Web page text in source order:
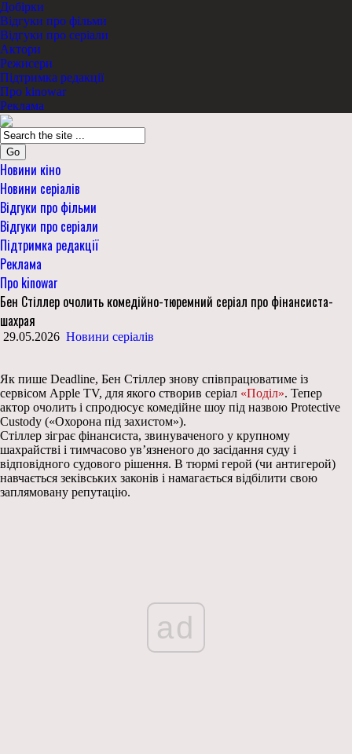
Добірки
Відгуки про фільми
Відгуки про серіали
Актори
Режисери
Підтримка редакції
Про kinowar
Реклама
Go
Новини кіно
Новини серіалів
Відгуки про фільми
Відгуки про серіали
Підтримка редакції
Реклама
Про kinowar
Бен Стіллер очолить комедійно-тюремний серіал про фінансиста-
шахрая
29.05.2026 Новини серіалів
Як пише Deadline, Бен Стіллер знову співпрацюватиме із
сервісом Apple TV, для якого створив серіал «Поділ». Тепер
актор очолить і спродюсує комедійне шоу під назвою Protective
Custody («Охорона під захистом»).
Стіллер зіграє фінансиста, звинуваченого у крупному
шахрайстві і тимчасово ув’язненого до засідання суду і
відповідного судового рішення. В тюрмі герой (чи антигерой)
навчається зеківських законів і намагається відбілити свою
заплямовану репутацію.
ad